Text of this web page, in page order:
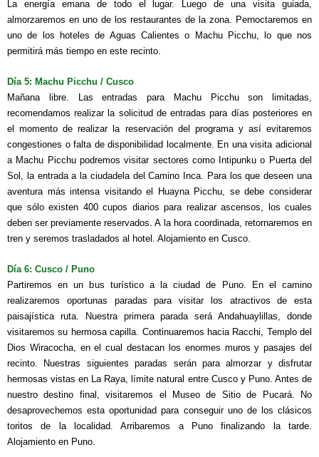
La energía emana de todo el lugar. Luego de una visita guiada,
almorzaremos en uno de los restaurantes de la zona. Pernoctaremos en
uno de los hoteles de Aguas Calientes o Machu Picchu, lo que nos
permitirá más tiempo en este recinto.
Día 5: Machu Picchu / Cusco
Mañana libre. Las entradas para Machu Picchu son limitadas,
recomendamos realizar la solicitud de entradas para días posteriores en
el momento de realizar la reservación del programa y así evitaremos
congestiones o falta de disponibilidad localmente. En una visita adicional
a Machu Picchu podremos visitar sectores como Intipunku o Puerta del
Sol, la entrada a la ciudadela del Camino Inca. Para los que deseen una
aventura más intensa visitando el Huayna Picchu, se debe considerar
que sólo existen 400 cupos diarios para realizar ascensos, los cuales
deben ser previamente reservados. A la hora coordinada, retornaremos en
tren y seremos trasladados al hotel. Alojamiento en Cusco.
Día 6: Cusco / Puno
Partiremos en un bus turístico a la ciudad de Puno. En el camino
realizaremos oportunas paradas para visitar los atractivos de esta
paisajística ruta. Nuestra primera parada será Andahuaylillas, donde
visitaremos su hermosa capilla. Continuaremos hacia Racchi, Templo del
Dios Wiracocha, en el cual destacan los enormes muros y pasajes del
recinto. Nuestras siguientes paradas serán para almorzar y disfrutar
hermosas vistas en La Raya, límite natural entre Cusco y Puno. Antes de
nuestro destino final, visitaremos el Museo de Sitio de Pucará. No
desaprovechemos esta oportunidad para conseguir uno de los clásicos
toritos de la localidad. Arribaremos a Puno finalizando la tarde.
Alojamiento en Puno.